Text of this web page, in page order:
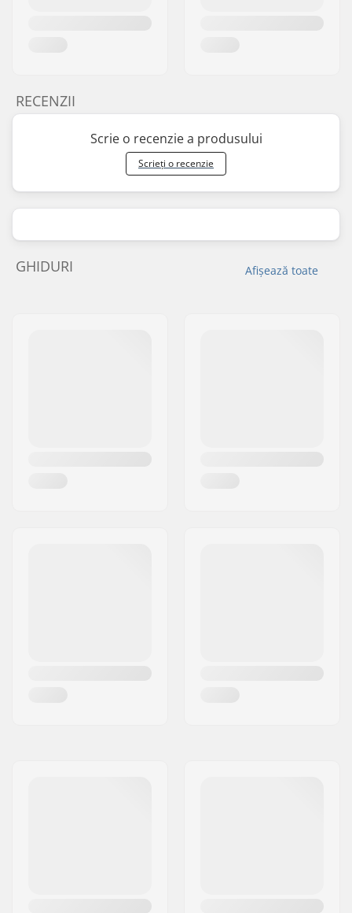
RECENZII
Scrie o recenzie a produsului
Scrieți o recenzie
Afișează toate
GHIDURI